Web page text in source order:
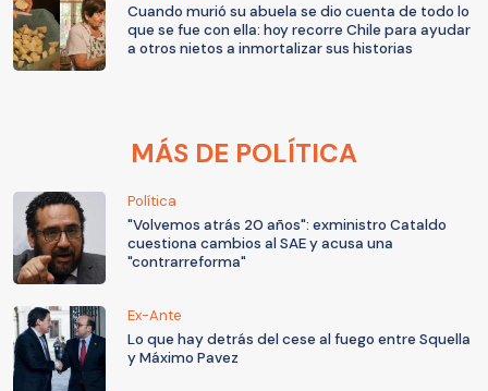
Cuando murió su abuela se dio cuenta de todo lo
que se fue con ella: hoy recorre Chile para ayudar
a otros nietos a inmortalizar sus historias
MÁS DE POLÍTICA
Política
"Volvemos atrás 20 años": exministro Cataldo
cuestiona cambios al SAE y acusa una
"contrarreforma"
Ex-Ante
Lo que hay detrás del cese al fuego entre Squella
y Máximo Pavez